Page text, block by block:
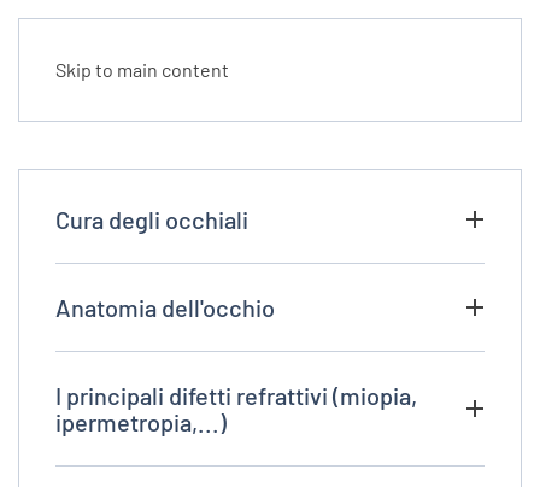
Skip to main content
Cura degli occhiali
Anatomia dell'occhio
I principali difetti refrattivi (miopia,
ipermetropia,...)